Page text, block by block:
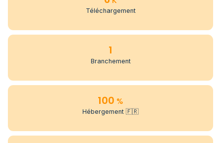
Téléchargement
1
Branchement
100 %
Hébergement 🇫🇷